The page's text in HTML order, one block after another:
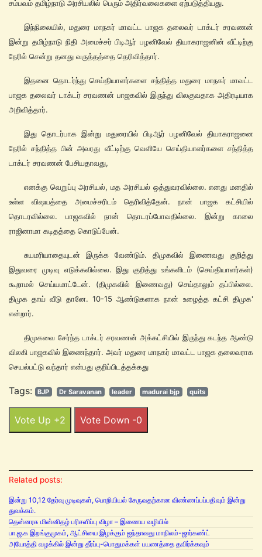
சம்பவம் தமிழ்நாடு அரசியலில் பெரும் அதிர்வலைகளை ஏற்படுத்தியது.
இந்நிலையில், மதுரை மாநகர் மாவட்ட பாஜக தலைவர் டாக்டர் சரவணன்
இன்று தமிழ்நாடு நிதி அமைச்சர் பிடிஆர் பழனிவேல் தியாகராஜனின் வீட்டிற்கு
நேரில் சென்று தனது வருத்தத்தை தெரிவித்தார்.
இதனை தொடர்ந்து செய்தியாளர்களை சந்தித்த மதுரை மாநகர் மாவட்ட
பாஜக தலைவர் டாக்டர் சரவணன் பாஜகவில் இருந்து விலகுவதாக அதிரடியாக
அறிவித்தார்.
இது தொடர்பாக இன்று மதுரையில் பிடிஆர் பழனிவேல் தியாகராஜனை
நேரில் சந்தித்த பின் அவரது வீட்டிற்கு வெளியே செய்தியாளர்களை சந்தித்த
டாக்டர் சரவணன் பேசியதாவது,
எனக்கு வெறுப்பு அரசியல், மத அரசியல் ஒத்துவரவில்லை. எனது மனதில்
உள்ள விஷயத்தை அமைச்சரிடம் தெரிவித்தேன். நான் பாஜக கட்சியில்
தொடரவில்லை. பாஜகவில் நான் தொடரப்போவதில்லை. இன்று காலை
ராஜினாமா கடிதத்தை கொடுப்பேன்.
சுயமரியாதையுடன் இருக்க வேண்டும். திமுகவில் இணைவது குறித்து
இதுவரை முடிவு எடுக்கவில்லை. இது குறித்து உங்களிடம் (செய்தியாளர்கள்)
கூறாமல் செய்யமாட்டேன். (திமுகவில் இணைவது) செய்தாலும் தப்பில்லை.
திமுக தாய் வீடு தானே. 10-15 ஆண்டுகளாக நான் உழைத்த கட்சி திமுக'
என்றார்.
திமுகவை சேர்ந்த டாக்டர் சரவணன் அக்கட்சியில் இருந்து கடந்த ஆண்டு
விலகி பாஜகவில் இணைந்தார். அவர் மதுரை மாநகர் மாவட்ட பாஜக தலைவராக
செயல்பட்டு வந்தார் என்பது குறிப்பிடத்தக்கது
Tags: BJP Dr Saravanan leader madurai bjp quits
Vote Up +2 Vote Down -0
Related posts:
இன்று 10,12 தேர்வு முடிவுகள், பொறியியல் சேருவதற்கான விண்ணப்பப்பதிவும் இன்று
துவக்கம்.
தென்னரசு மின்னிதழ் பரிசளிப்பு விழா – இணைய வழியில்
பா.ஜ.க இறங்குமுகம், ஆட்சியை இழக்கும் ஐந்தாவது மாநிலம்-ஜார்கண்ட்
அயோத்தி வழக்கில் இன்று தீர்ப்பு-பொதுமக்கள் பயணத்தை தவிர்க்கவும்